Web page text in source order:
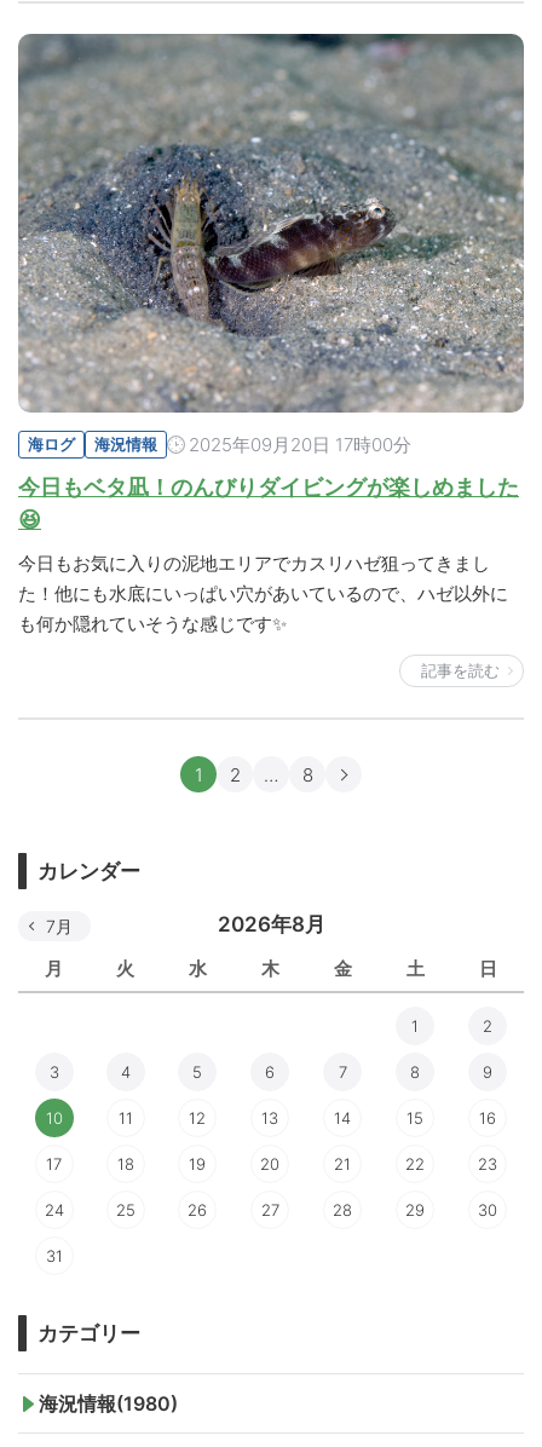
海ログ 海況情報 2025年09月20日 17時00分
今日もベタ凪！のんびりダイビングが楽しめました
😆
今日もお気に入りの泥地エリアでカスリハゼ狙ってきまし
た！他にも水底にいっぱい穴があいているので、ハゼ以外に
も何か隠れていそうな感じです✨
記事を読む
1 2 … 8
カレンダー
2026年8月
月 火 水 木 金 土 日
7月
1 2
3 4 5 6 7 8 9
10 11 12 13 14 15 16
17 18 19 20 21 22 23
24 25 26 27 28 29 30
31
カテゴリー
海況情報(1980)